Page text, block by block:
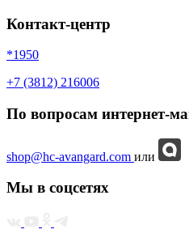
Контакт-центр
*1950
+7 (3812) 216006
По вопросам интернет-
shop@hc-avangard.com или
Мы в соцсетях